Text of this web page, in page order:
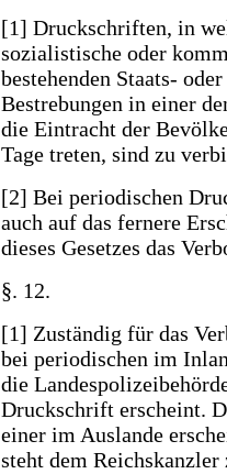
[1] Druckschriften, in
sozialistische oder
bestehenden Staats-
Bestrebungen in einer
die Eintracht der
Tage treten, sind zu
[2] Bei periodischen
auch auf das fernere
dieses Gesetzes das
§. 12.
[1] Zuständig für das
bei periodischen im
die
Druckschrift erscheint.
einer im Auslande
steht dem Reichskanzler